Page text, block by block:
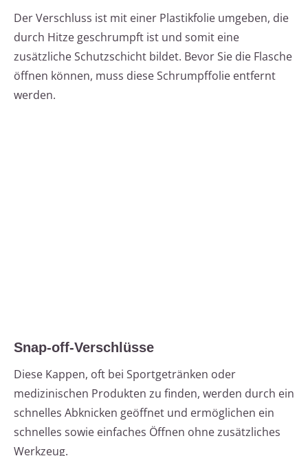
Der Verschluss ist mit einer Plastikfolie umgeben, die
durch Hitze geschrumpft ist und somit eine
zusätzliche Schutzschicht bildet. Bevor Sie die Flasche
öffnen können, muss diese Schrumpffolie entfernt
werden.
Snap-off-Verschlüsse
Diese Kappen, oft bei Sportgetränken oder
medizinischen Produkten zu finden, werden durch ein
schnelles Abknicken geöffnet und ermöglichen ein
schnelles sowie einfaches Öffnen ohne zusätzliches
Werkzeug.